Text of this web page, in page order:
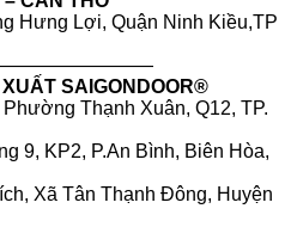
Hưng Lợi, Quận Ninh Kiều,TP
SAIGONDOOR®
Thạnh Xuân, Q12, TP.
9, KP2, P.An Bình, Biên Hòa,
Xã Tân Thạnh Đông, Huyện